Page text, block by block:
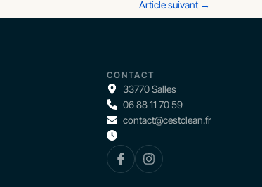
Article suivant →
CONTACT
33770 Salles
06 88 11 70 59
contact@cestclean.fr